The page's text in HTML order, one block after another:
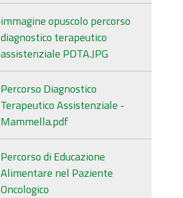
immagine opuscolo percorso
diagnostico terapeutico
assistenziale PDTA.JPG
Percorso Diagnostico
Terapeutico Assistenziale -
Mammella.pdf
Percorso di Educazione
Alimentare nel Paziente
Oncologico